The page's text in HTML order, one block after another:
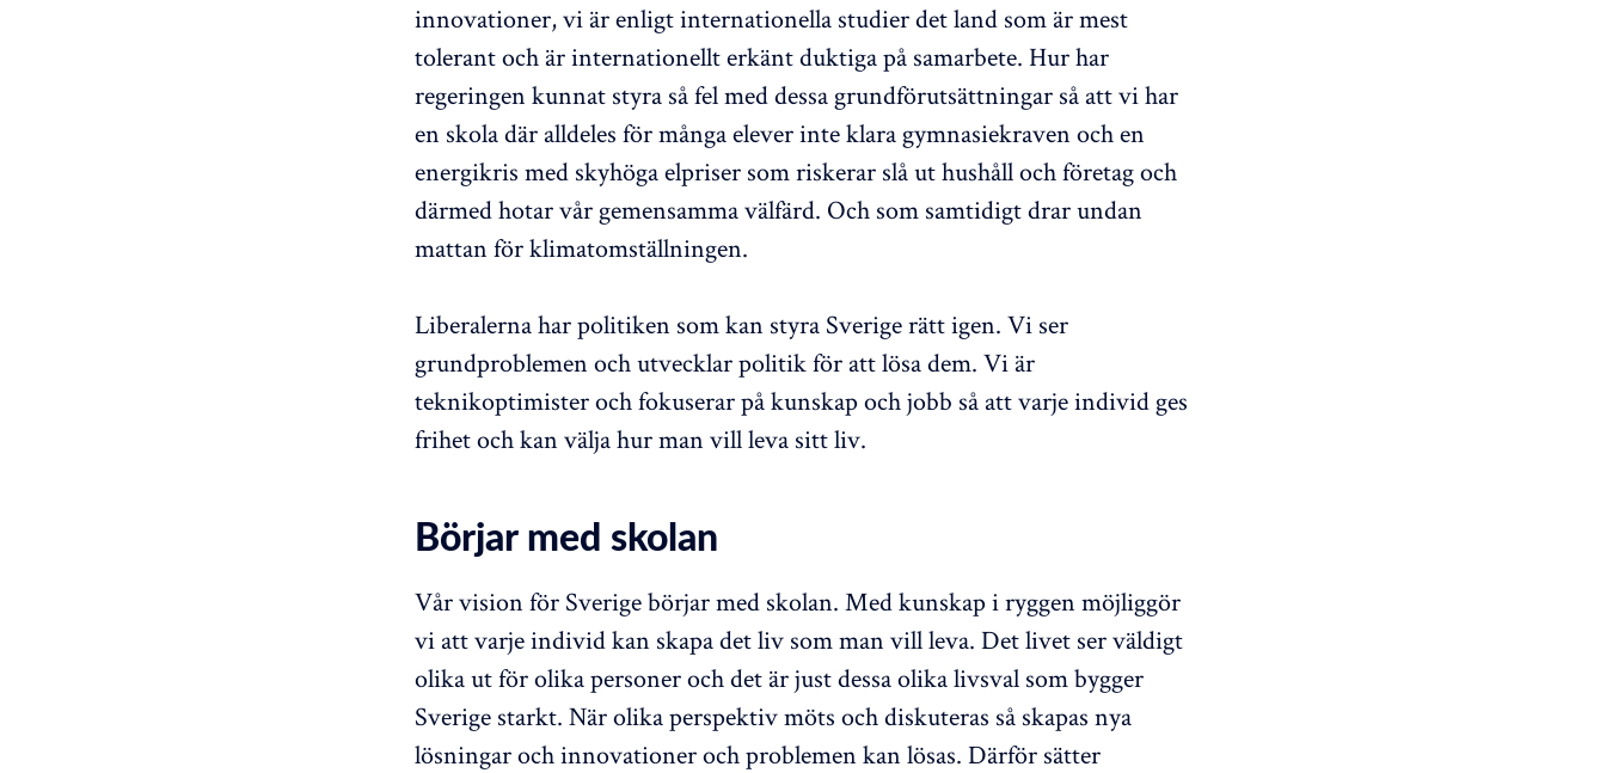
innovationer, vi är enligt internationella studier det land som är mest
tolerant och är internationellt erkänt duktiga på samarbete. Hur har
regeringen kunnat styra så fel med dessa grundförutsättningar så att vi har
en skola där alldeles för många elever inte klara gymnasiekraven och en
energikris med skyhöga elpriser som riskerar slå ut hushåll och företag och
därmed hotar vår gemensamma välfärd. Och som samtidigt drar undan
mattan för klimatomställningen.
Liberalerna har politiken som kan styra Sverige rätt igen. Vi ser
grundproblemen och utvecklar politik för att lösa dem. Vi är
teknikoptimister och fokuserar på kunskap och jobb så att varje individ ges
frihet och kan välja hur man vill leva sitt liv.
Börjar med skolan
Vår vision för Sverige börjar med skolan. Med kunskap i ryggen möjliggör
vi att varje individ kan skapa det liv som man vill leva. Det livet ser väldigt
olika ut för olika personer och det är just dessa olika livsval som bygger
Sverige starkt. När olika perspektiv möts och diskuteras så skapas nya
lösningar och innovationer och problemen kan lösas. Därför sätter